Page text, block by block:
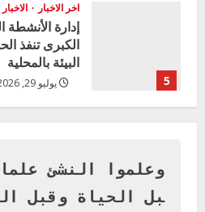
5
اخر الاخبار الاخبار
إدارة
الكبرى تنفذ
البيئة بالمحلية
يوليو 29, 2026
بنات بمحلية
أغسطس 3, 2026
وعلموا النشئ
بل الحياة وقبل